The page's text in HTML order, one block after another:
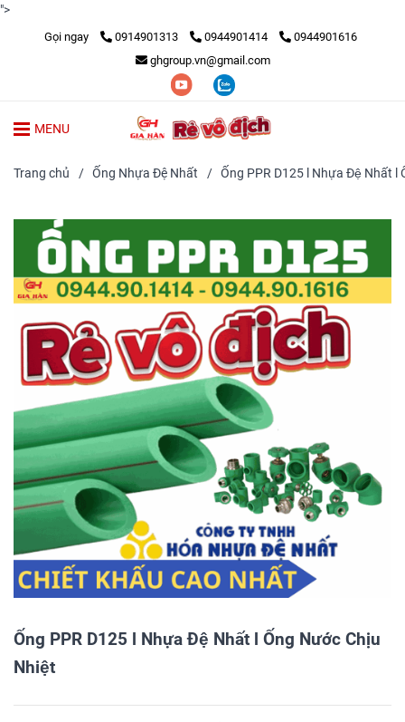
">
Gọi ngay 0914901313 0944901414
0944901616
ghgroup.vn@gmail.com
MENU
Trang chủ / Ống Nhựa Đệ Nhất / Ống PPR D125 l Nhựa Đệ Nhất l
Ống PPR D125 l Nhựa Đệ Nhất l Ống Nước Chịu
Nhiệt